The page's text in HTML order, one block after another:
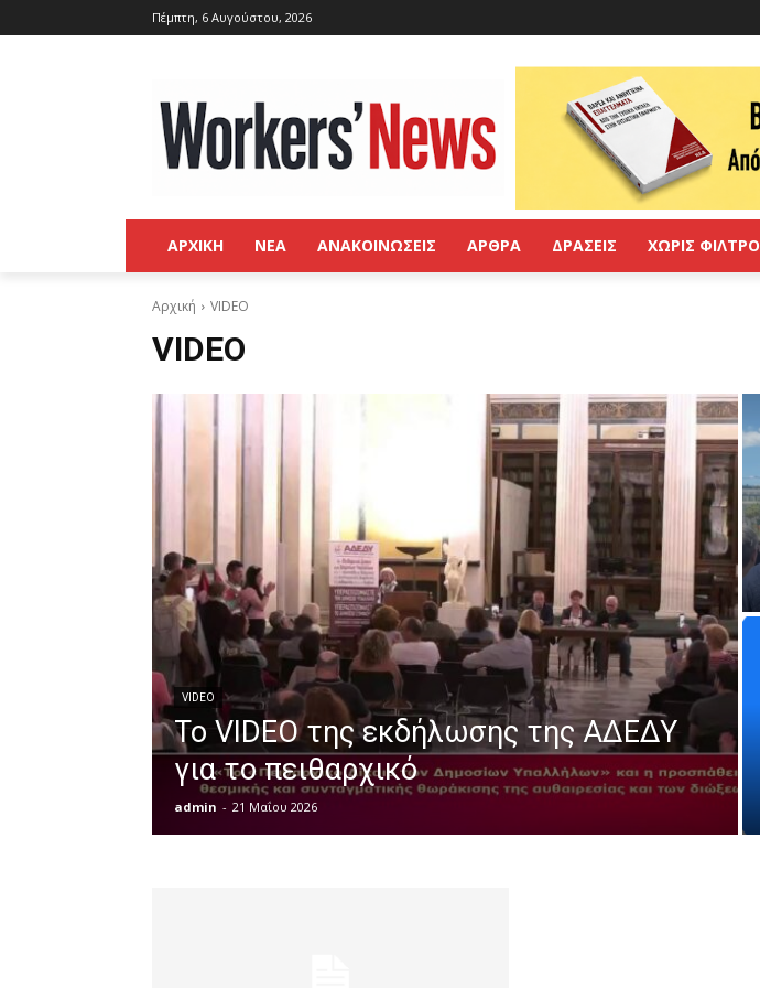
Πέμπτη, 6 Αυγούστου, 2026
ΑΡΧΙΚΗ ΝΕΑ ΑΝΑΚΟΙΝΩΣΕΙΣ ΑΡΘΡΑ ΔΡΑΣΕΙΣ ΧΩΡΙΣ ΦΙΛΤΡΟ
Αρχική VIDEO
VIDEO
VIDEO
Το VIDEO της εκδήλωσης της ΑΔΕΔΥ
για το πειθαρχικό
admin - 21 Μαΐου 2026